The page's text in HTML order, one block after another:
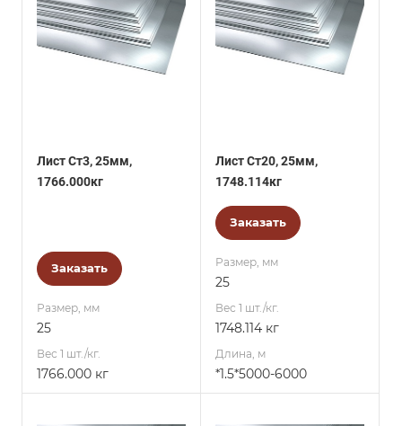
Лист Ст3, 25мм,
1766.000кг
Заказать
Размер, мм
25
Вес 1 шт./кг.
1766.000 кг
Лист Ст20, 25мм,
1748.114кг
Заказать
Размер, мм
25
Вес 1 шт./кг.
1748.114 кг
Длина, м
*1.5*5000-6000